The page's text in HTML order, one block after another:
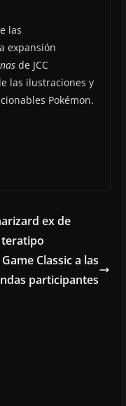
las
expansión
de JCC
las ilustraciones y
Pokémon.
ex de
teratipo
Classic a las
participantes